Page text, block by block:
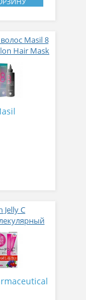
Masil 8
Hair Mask
мл
Jelly C
с
С и 5
вкусом 8 гр